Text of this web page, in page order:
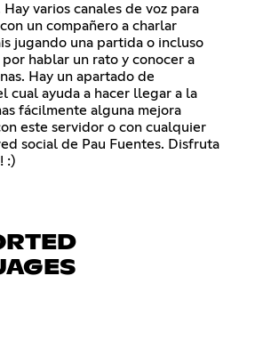
Hay varios canales de voz para
un compañero a charlar
jugando una partida o incluso
hablar un rato y conocer a
Hay un apartado de
cual ayuda a hacer llegar a la
fácilmente alguna mejora
este servidor o con cualquier
social de Pau Fuentes. Disfruta
:)